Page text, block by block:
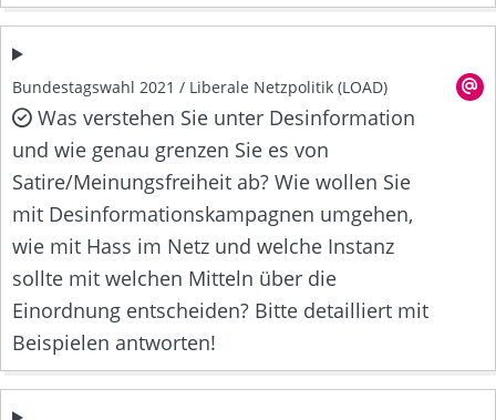
Bundestagswahl 2021 / Liberale Netzpolitik (LOAD)
Was verstehen Sie unter Desinformation
und wie genau grenzen Sie es von
Satire/Meinungsfreiheit ab? Wie wollen Sie
mit Desinformationskampagnen umgehen,
wie mit Hass im Netz und welche Instanz
sollte mit welchen Mitteln über die
Einordnung entscheiden? Bitte detailliert mit
Beispielen antworten!